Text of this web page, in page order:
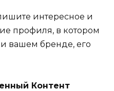
интересное и
профиля, в котором
вашем бренде, его
Контент